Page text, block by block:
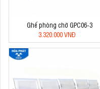
Ghế phòng chờ GPC06-3
3.320.000 VNĐ